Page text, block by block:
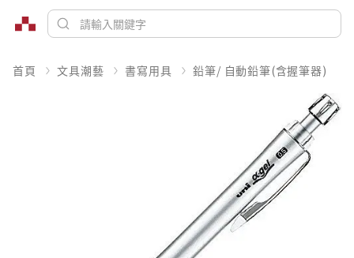
首頁 文具潮藝 書寫用具 鉛筆/ 自動鉛筆(含握筆器)